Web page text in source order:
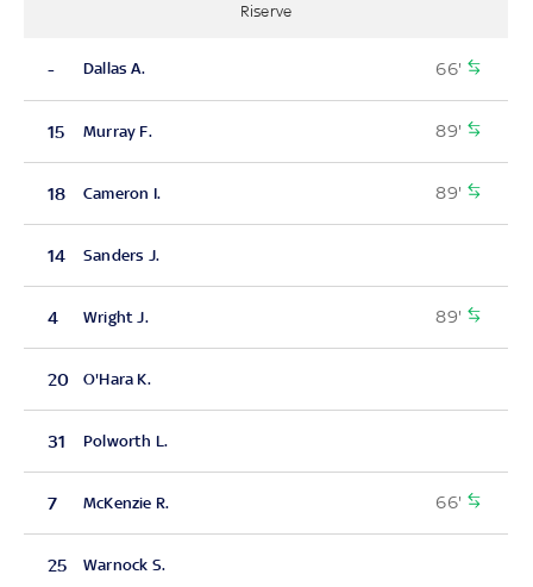
Riserve
- Dallas A. 66'
15 Murray F. 89'
18 Cameron I. 89'
14 Sanders J.
4 Wright J. 89'
20 O'Hara K.
31 Polworth L.
7 McKenzie R. 66'
25 Warnock S.